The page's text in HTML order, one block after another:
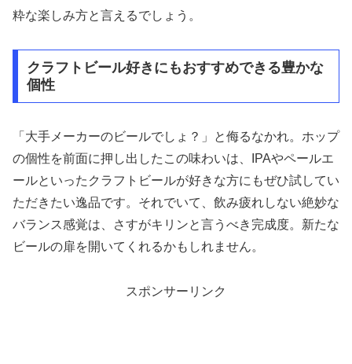
粋な楽しみ方と言えるでしょう。
クラフトビール好きにもおすすめできる豊かな
個性
「大手メーカーのビールでしょ？」と侮るなかれ。ホップ
の個性を前面に押し出したこの味わいは、IPAやペールエ
ールといったクラフトビールが好きな方にもぜひ試してい
ただきたい逸品です。それでいて、飲み疲れしない絶妙な
バランス感覚は、さすがキリンと言うべき完成度。新たな
ビールの扉を開いてくれるかもしれません。
スポンサーリンク